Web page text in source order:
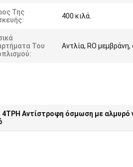
Της
400 κιλά.
Του
Αντλία, RO μεμβράνη,
4TPH Αντίστροφη όσμωση με αλμυρό